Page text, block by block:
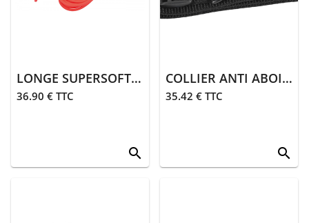
LONGE SUPERSOFT 10 M | ORANGE
36.90 € TTC
search
COLLIER ANTI ABOIEMENT PETIT CHIEN
35.42 € TTC
search